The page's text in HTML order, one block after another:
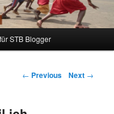
STB Blogger
Post navigation
← Previous Next →